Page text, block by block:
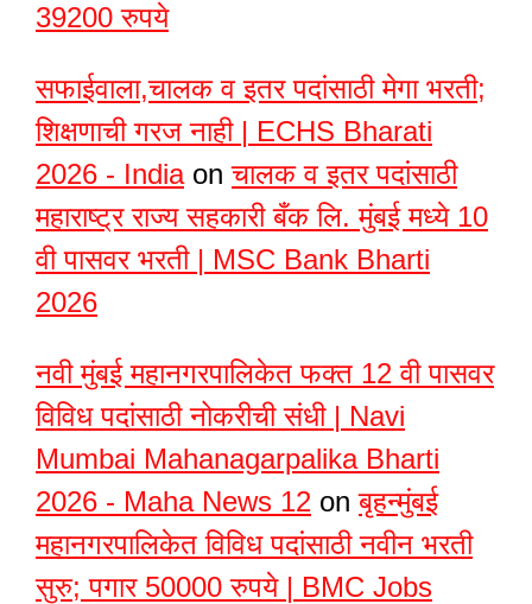
39200 रुपये
सफाईवाला,चालक व इतर पदांसाठी मेगा भरती;
शिक्षणाची गरज नाही | ECHS Bharati
2026 - Indiaonचालक व इतर पदांसाठी
महाराष्ट्र राज्य सहकारी बँक लि. मुंबई मध्ये 10
वी पासवर भरती | MSC Bank Bharti
2026
नवी मुंबई महानगरपालिकेत फक्त 12 वी पासवर
विविध पदांसाठी नोकरीची संधी | Navi
Mumbai Mahanagarpalika Bharti
2026 - Maha News 12 onबृहन्मुंबई
महानगरपालिकेत विविध पदांसाठी नवीन भरती
सुरु; पगार 50000 रुपये | BMC Jobs